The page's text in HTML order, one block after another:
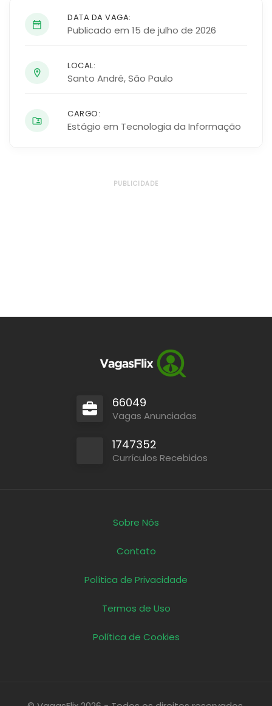
DATA DA VAGA:
Publicado em 15 de julho de 2026
LOCAL:
Santo André,São Paulo
CARGO:
Estágio em Tecnologia da Informação
PUBLICIDADE
66049
Vagas Anunciadas
1747352
Currículos Recebidos
Sobre Nós
Contato
Política de Privacidade
Termos de Uso
Política de Cookies